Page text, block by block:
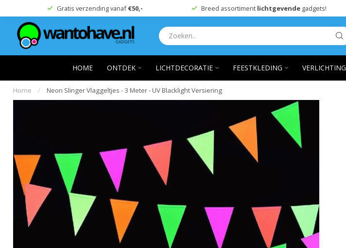
Gratis verzending vanaf€50,- Breed assortiment lichtgevendegadgets!
HOME ONTDEK LICHTDECORATIE FEESTKLEDING VERLICHTING
Home / Neon Slinger Vlaggeltjes - 3 Meter - UV Blacklight Versiering